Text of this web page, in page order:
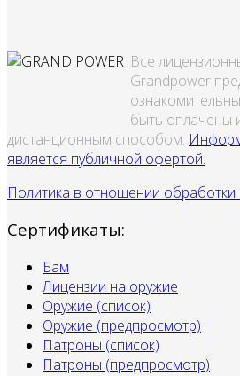
Все
Grandpower
быть оплачены
дистанционным способом.
является публичной офертой.
Политика в отношении
Сертификаты:
Бам
Лицензии на оружие
Оружие (список)
Оружие (предпросмотр)
Патроны (список)
Патроны (предпросмотр)